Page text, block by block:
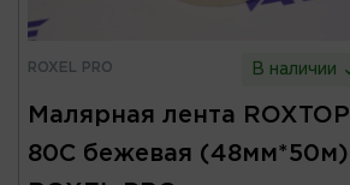
ROXEL PRO В наличии
Малярная лента ROXTOP
80C бежевая (48мм*50м)